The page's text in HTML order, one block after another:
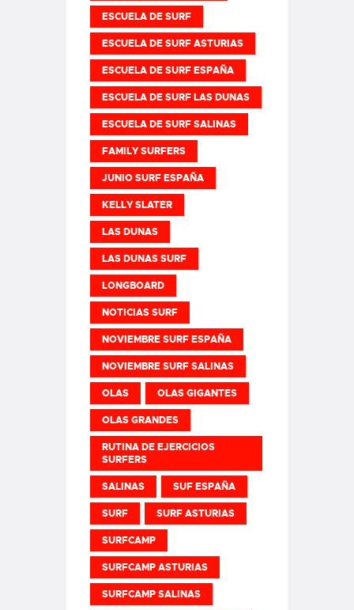
ESCUELA DE SURF
ESCUELA DE SURF ASTURIAS
ESCUELA DE SURF ESPAÑA
ESCUELA DE SURF LAS DUNAS
ESCUELA DE SURF SALINAS
FAMILY SURFERS
JUNIO SURF ESPAÑA
KELLY SLATER
LAS DUNAS
LAS DUNAS SURF
LONGBOARD
NOTICIAS SURF
NOVIEMBRE SURF ESPAÑA
NOVIEMBRE SURF SALINAS
OLAS OLAS GIGANTES
OLAS GRANDES
RUTINA DE EJERCICIOS
SURFERS
SALINAS SUF ESPAÑA
SURF SURF ASTURIAS
SURFCAMP
SURFCAMP ASTURIAS
SURFCAMP SALINAS